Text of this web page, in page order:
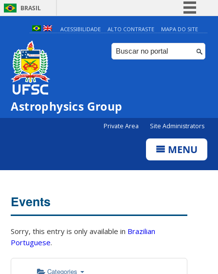
BRASIL
Simplifique!
Comunica BR
Participe
ACESSIBILIDADE ALTO CONTRASTE MAPA DO SITE
Astrophysics Group
Private Area Site Administrators
MENU
Events
Sorry, this entry is only available in Brazilian
Portuguese.
Categories
4:00
5:00